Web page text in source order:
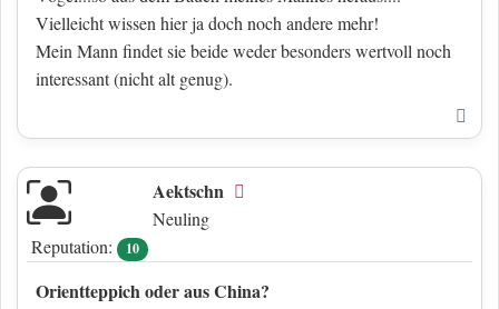
Vielleicht wissen hier ja doch noch andere mehr!
Mein Mann findet sie beide weder besonders wertvoll noch
interessant (nicht alt genug).
Aektschn
Neuling
Reputation:
10
Orientteppich oder aus China?